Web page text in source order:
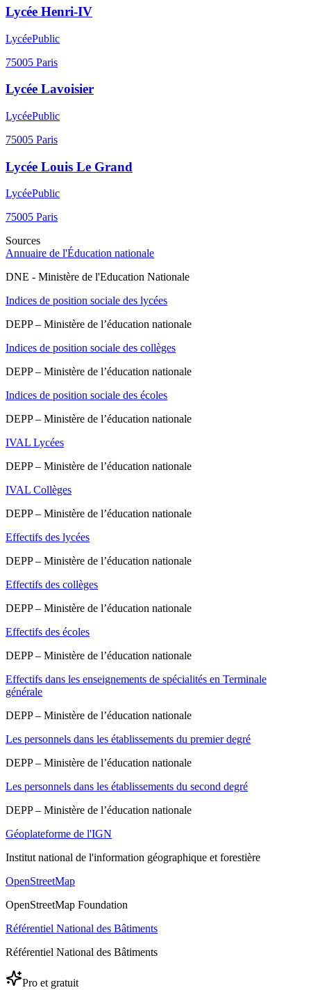
Lycée Henri-IV
LycéePublic
75005 Paris
Lycée Lavoisier
LycéePublic
75005 Paris
Lycée Louis Le Grand
LycéePublic
75005 Paris
Sources
Annuaire de l'Éducation nationale
DNE - Ministère de l'Education Nationale
Indices de position sociale des lycées
DEPP – Ministère de l’éducation nationale
Indices de position sociale des collèges
DEPP – Ministère de l’éducation nationale
Indices de position sociale des écoles
DEPP – Ministère de l’éducation nationale
IVAL Lycées
DEPP – Ministère de l’éducation nationale
IVAL Collèges
DEPP – Ministère de l’éducation nationale
Effectifs des lycées
DEPP – Ministère de l’éducation nationale
Effectifs des collèges
DEPP – Ministère de l’éducation nationale
Effectifs des écoles
DEPP – Ministère de l’éducation nationale
Effectifs dans les enseignements de spécialités en Terminale
générale
DEPP – Ministère de l’éducation nationale
Les personnels dans les établissements du premier degré
DEPP – Ministère de l’éducation nationale
Les personnels dans les établissements du second degré
DEPP – Ministère de l’éducation nationale
Géoplateforme de l'IGN
Institut national de l'information géographique et forestière
OpenStreetMap
OpenStreetMap Foundation
Référentiel National des Bâtiments
Référentiel National des Bâtiments
Pro et gratuit